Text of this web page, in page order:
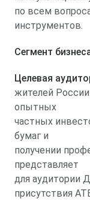
по всем
инструментов.
Сегмент
Целевая
жителей
опытных
частных
бумаг и
получении
представляет
для аудитории
присутствия